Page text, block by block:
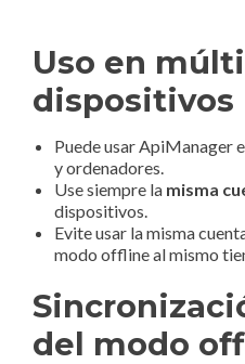
Uso en
dispositivos
Puede usar ApiManager
y ordenadores.
Use siempre la misma
dispositivos.
Evite usar la misma
modo offline al mismo
del modo